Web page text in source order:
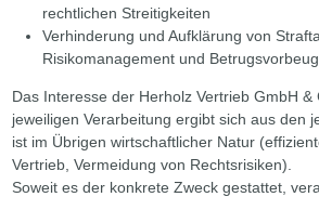
rechtlichen Streitigkeiten
Verhinderung und Aufklärung von
Risikomanagement und
Das Interesse der Herholz Vertrieb GmbH &
jeweiligen Verarbeitung ergibt sich aus den
ist im Übrigen wirtschaftlicher Natur
Vertrieb, Vermeidung von Rechtsrisiken).
Soweit es der konkrete Zweck gestattet,